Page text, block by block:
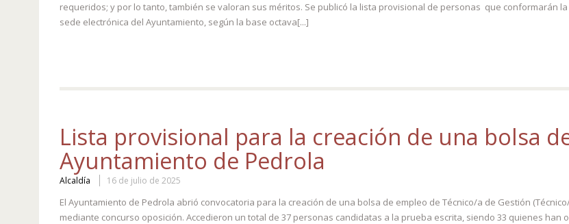
requeridos; y por lo tanto, también se valoran sus méritos. Se publicó la lista provisional de personas que conformarán
sede electrónica del Ayuntamiento, según la base octava[...]
Lista provisional para la creación de una bolsa
Ayuntamiento de Pedrola
Alcaldía 16 de julio de 2025
El Ayuntamiento de Pedrola abrió convocatoria para la creación de una bolsa de empleo de Técnico/a de Gestión
mediante concurso oposición. Accedieron un total de 37 personas candidatas a la prueba escrita, siendo 33 quienes